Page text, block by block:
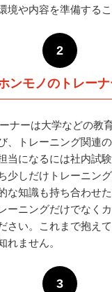
境や内容を準備するこ
2
ンモノのトレー
ナーは大学などの教
、トレーニング関連
当になるには社内試
少しだけトレーニン
な知識も持ち合わせ
ーニングだけでなく
さい。これまで抱え
れません。
3